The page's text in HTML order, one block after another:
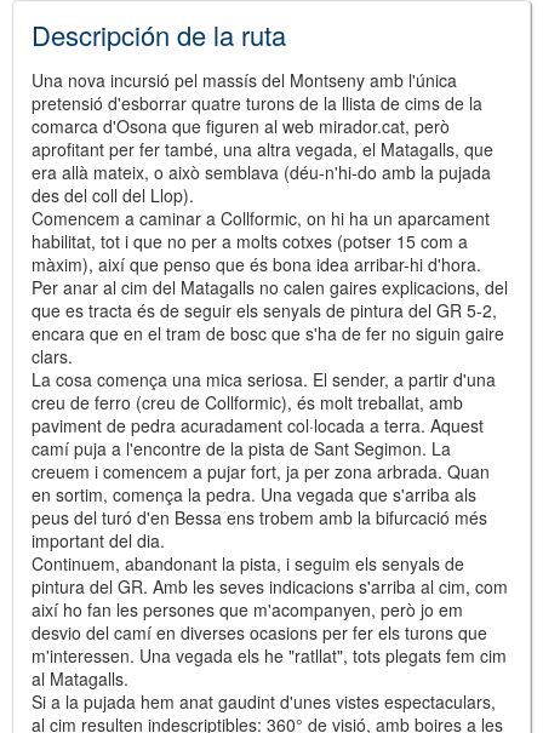
Descripción de la ruta
Una nova incursió pel massís del Montseny amb l'única
pretensió d'esborrar quatre turons de la llista de cims de la
comarca d'Osona que figuren al web mirador.cat, però
aprofitant per fer també, una altra vegada, el Matagalls, que
era allà mateix, o això semblava (déu-n'hi-do amb la pujada
des del coll del Llop).
Comencem a caminar a Collformic, on hi ha un aparcament
habilitat, tot i que no per a molts cotxes (potser 15 com a
màxim), així que penso que és bona idea arribar-hi d'hora.
Per anar al cim del Matagalls no calen gaires explicacions, del
que es tracta és de seguir els senyals de pintura del GR 5-2,
encara que en el tram de bosc que s'ha de fer no siguin gaire
clars.
La cosa comença una mica seriosa. El sender, a partir d'una
creu de ferro (creu de Collformic), és molt treballat, amb
paviment de pedra acuradament col·locada a terra. Aquest
camí puja a l'encontre de la pista de Sant Segimon. La
creuem i comencem a pujar fort, ja per zona arbrada. Quan
en sortim, comença la pedra. Una vegada que s'arriba als
peus del turó d'en Bessa ens trobem amb la bifurcació més
important del dia.
Continuem, abandonant la pista, i seguim els senyals de
pintura del GR. Amb les seves indicacions s'arriba al cim, com
així ho fan les persones que m'acompanyen, però jo em
desvio del camí en diverses ocasions per fer els turons que
m'interessen. Una vegada els he "ratllat", tots plegats fem cim
al Matagalls.
Si a la pujada hem anat gaudint d'unes vistes espectaculars,
al cim resulten indescriptibles: 360° de visió, amb boires a les